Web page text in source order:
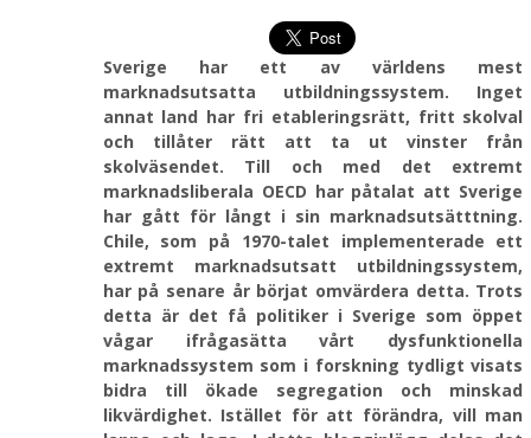
Sverige har ett av världens mest
marknadsutsatta utbildningssystem. Inget
annat land har fri etableringsrätt, fritt skolval
och tillåter rätt att ta ut vinster från
skolväsendet. Till och med det extremt
marknadsliberala OECD har påtalat att Sverige
har gått för långt i sin marknadsutsätttning.
Chile, som på 1970-talet implementerade ett
extremt marknadsutsatt utbildningssystem,
har på senare år börjat omvärdera detta. Trots
detta är det få politiker i Sverige som öppet
vågar ifrågasätta vårt dysfunktionella
marknadssystem som i forskning tydligt visats
bidra till ökade segregation och minskad
likvärdighet. Istället för att förändra, vill man